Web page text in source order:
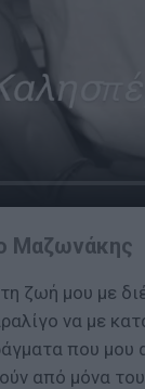
Μαζωνάκης
ζωή μου με
να με
που μου
από μόνα